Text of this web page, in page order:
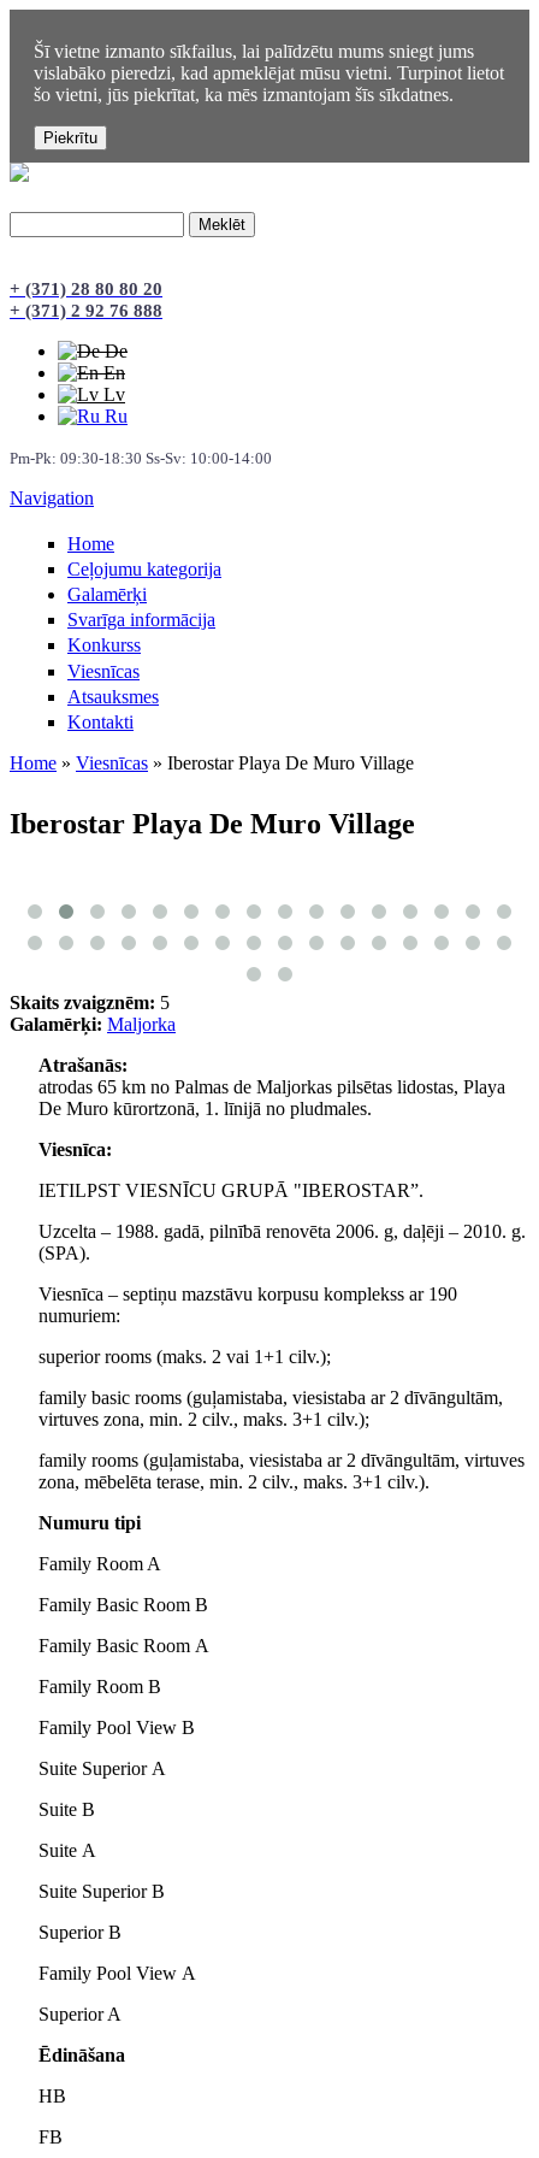
Šī vietne izmanto sīkfailus, lai palīdzētu mums sniegt jums
vislabāko pieredzi, kad apmeklējat mūsu vietni. Turpinot lietot
šo vietni, jūs piekrītat, ka mēs izmantojam šīs sīkdatnes.
+ (371) 28 80 80 20
+ (371) 2 92 76 888
De
En
Lv
Ru
Pm-Pk: 09:30-18:30 Ss-Sv: 10:00-14:00
Navigation
Home
Сeļojumu kategorija
Galamērķi
Svarīga informācija
Konkurss
Viesnīcas
Atsauksmes
Kontakti
Home » Viesnīcas » Iberostar Playa De Muro Village
Iberostar Playa De Muro Village
Skaits zvaigznēm: 5
Galamērķi: Maljorka
Atrašanās:
atrodas 65 km no Palmas de Maljorkas pilsētas lidostas, Playa
De Muro kūrortzonā, 1. līnijā no pludmales.
Viesnīca:
IETILPST VIESNĪCU GRUPĀ "IBEROSTAR”.
Uzcelta – 1988. gadā, pilnībā renovēta 2006. g, daļēji – 2010. g.
(SPA).
Viesnīca – septiņu mazstāvu korpusu komplekss ar 190
numuriem:
superior rooms (maks. 2 vai 1+1 cilv.);
family basic rooms (guļamistaba, viesistaba ar 2 dīvāngultām,
virtuves zona, min. 2 cilv., maks. 3+1 cilv.);
family rooms (guļamistaba, viesistaba ar 2 dīvāngultām, virtuves
zona, mēbelēta terase, min. 2 cilv., maks. 3+1 cilv.).
Numuru tipi
Family Room A
Family Basic Room B
Family Basic Room А
Family Room B
Family Pool View B
Suite Superior А
Suite B
Suite А
Suite Superior B
Superior B
Family Pool View А
Superior A
Ēdināšana
HB
FB